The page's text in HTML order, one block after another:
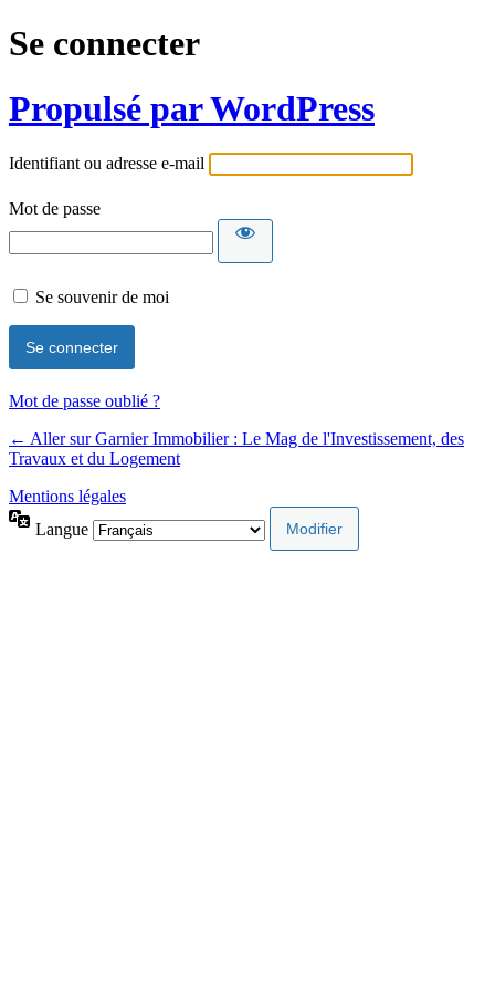
Se connecter
Propulsé par WordPress
Identifiant ou adresse e-mail
Mot de passe
Se souvenir de moi
Mot de passe oublié ?
← Aller sur Garnier Immobilier : Le Mag de l'Investissement, des
Travaux et du Logement
Mentions légales
Langue